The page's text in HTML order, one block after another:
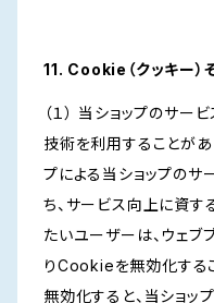
11. Cookie（クッキー）
（１） 当ショップのサ
技術を利用することがあ
プによる当ショップの
ち、サービス向上に資
たいユーザーは、ウェブ
りCookieを無効化する
無効化すると、当ショッ